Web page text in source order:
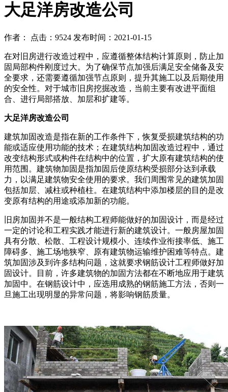
大足洋房改造公司
作者： 点击：9524 发布时间：2021-01-15
在对旧房进行改造过程中，应遵循整体结构计算原则，防止加
固局部构件刚度过大。为了确保节点加强后满足安全储备及安
全要求，还需要遵循加强节点原则，提升其施工以及后期使用
的安全性。对于城市旧房挖掘改造，当前主要有改进平面组
合、进行局部搭放、加层和扩建等。
大足洋房改造公司
建筑加固改造是指在新的工作条件下，恢复受损建筑结构的功
能或适应使用功能的技术；在建筑结构加固改造过程中，通过
改变结构形式或构件在结构中的位置，扩大原有建筑结构的使
用范围。建筑物加固是指加固后使原结构受损部分达到承载
力，以满足建筑物安全使用的要求。我们周围常见的建筑加固
包括加层、减柱或种植柱。在建筑结构中添加楼层的目的是改
变原有结构的用途或添加新的功能。
旧房加固并不是一般结构工程师能做好的加固设计，而是经过
一定的讨论和工程实践才能进行新的建筑设计。一般房屋加固
具有分散、松散、工程设计规模小、连续作业衔接率低、施工
障碍多、施工场地狭窄、原有建筑物运输维护困难等特点。建
筑加固涉及到许多结构问题，这就要求钢筋设计工程师做好加
固设计。目前，许多建筑物的加固方法都在不断地应用于建筑
加固中。在钢筋设计中，应选用成熟的钢筋施工方法，否则一
旦施工出现明显的异常问题，将影响钢筋质量。